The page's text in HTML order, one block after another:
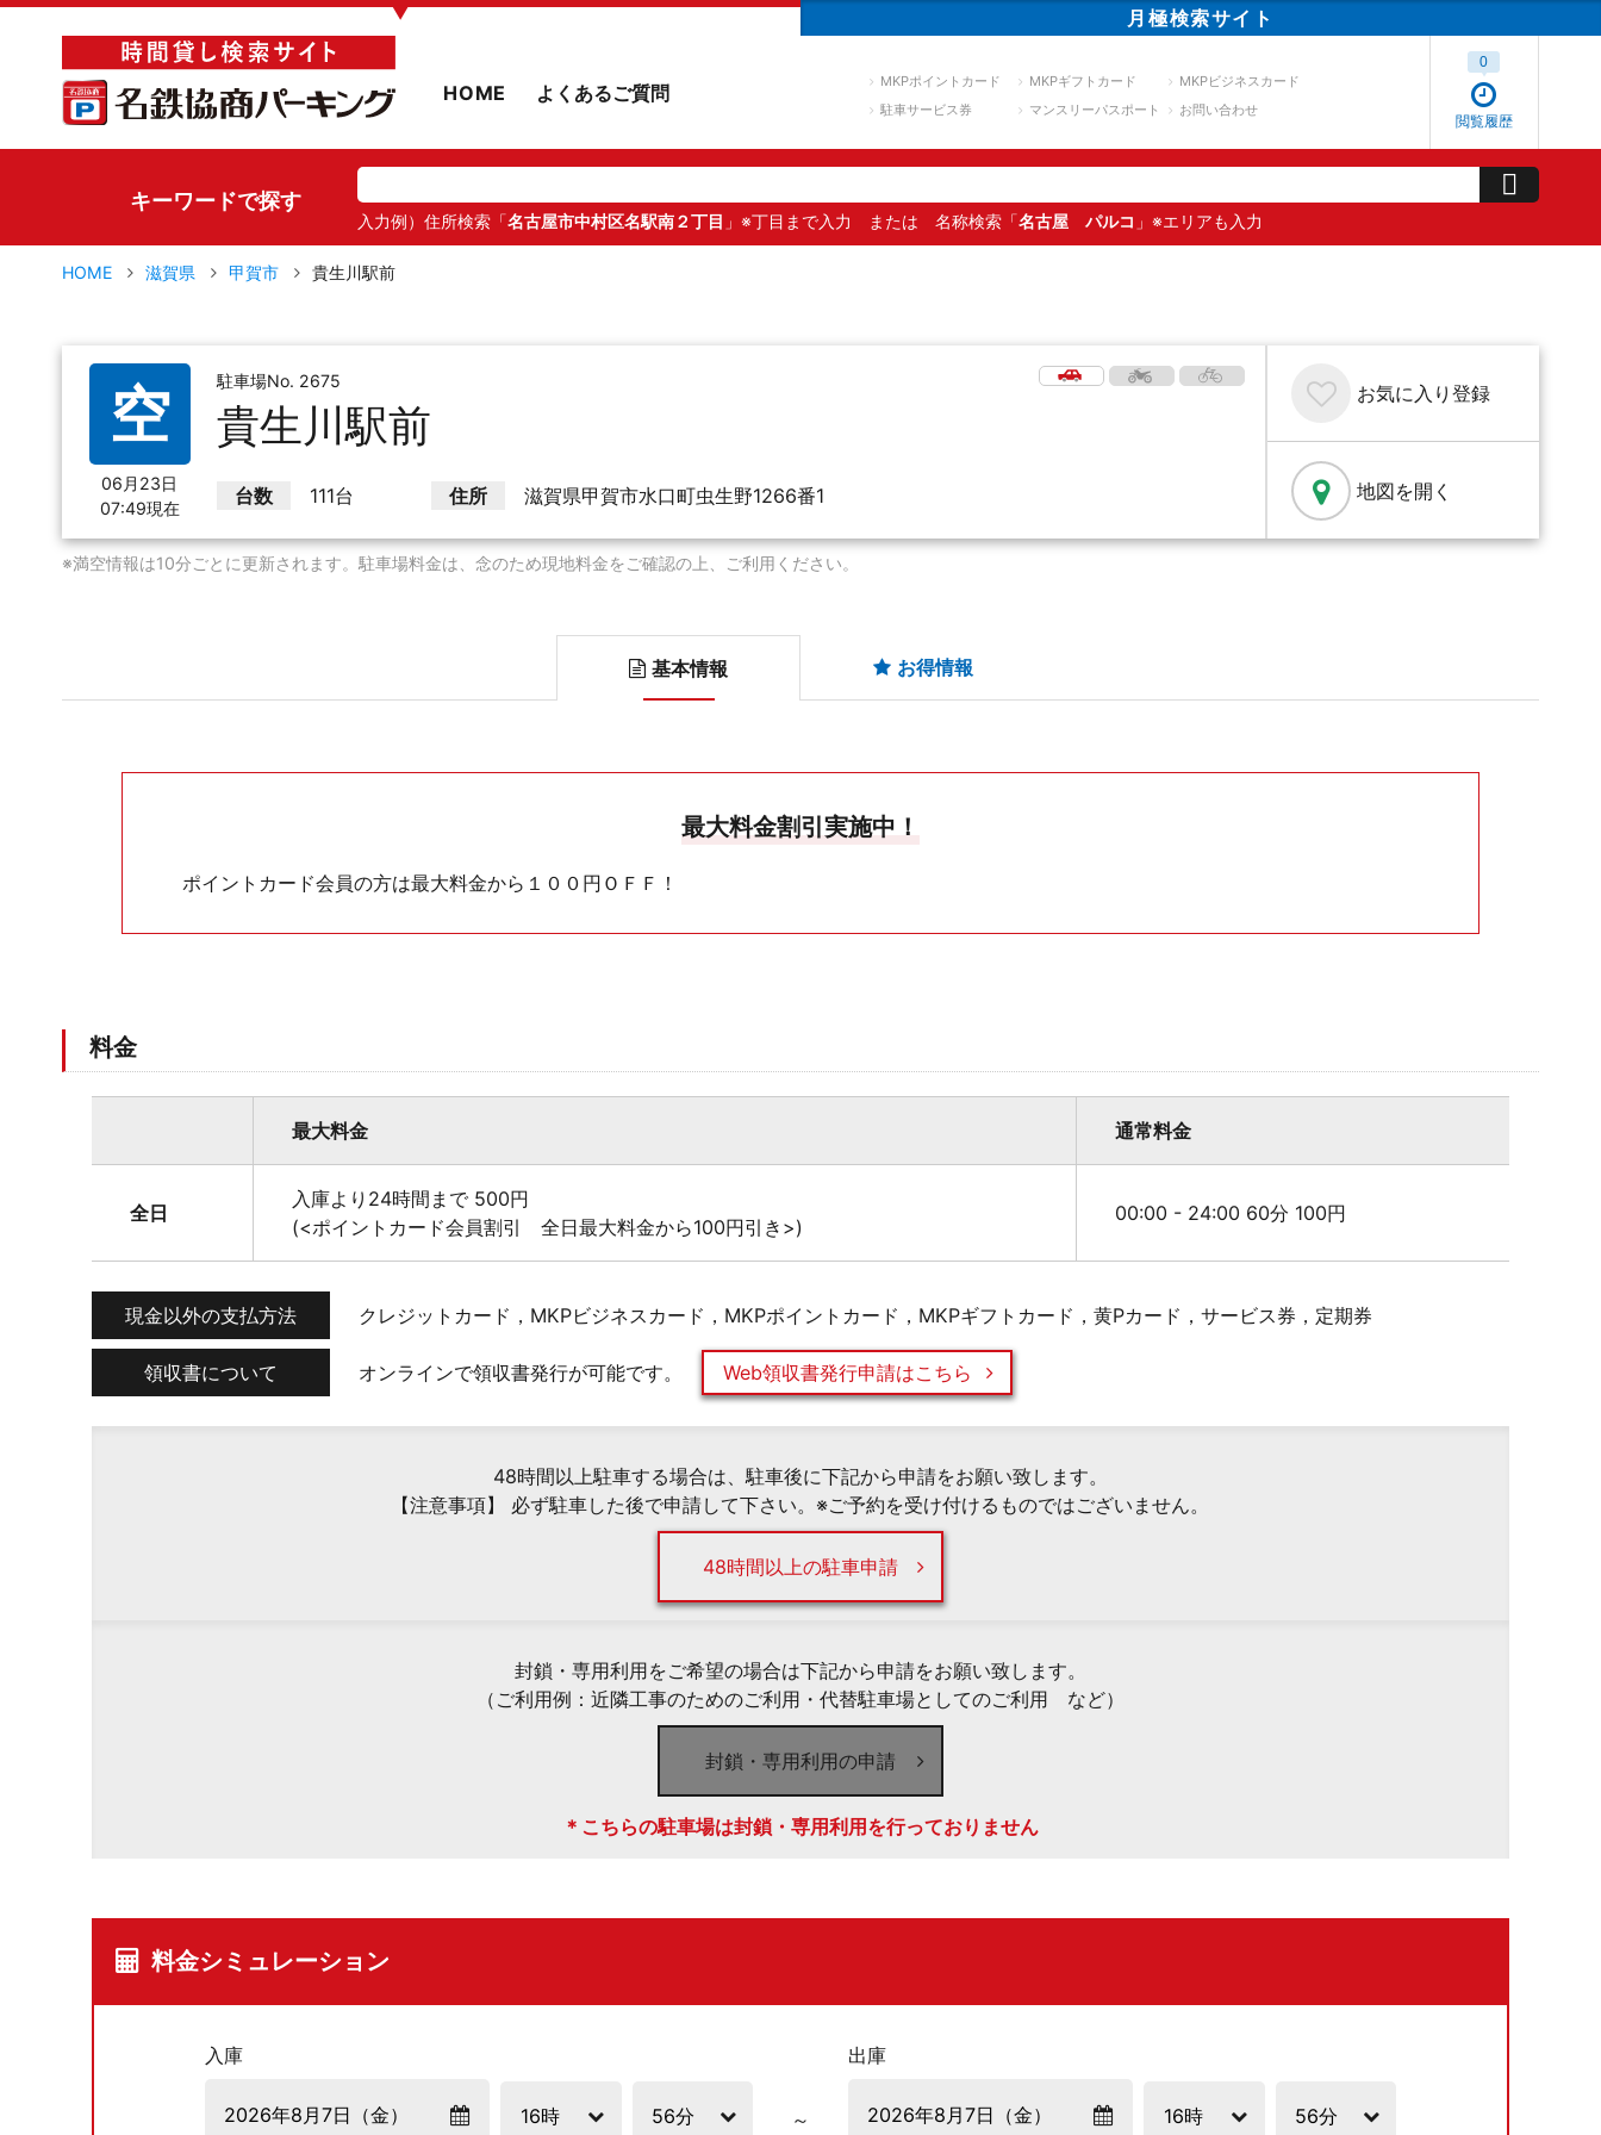
▼ 月極検索サイト
HOME よくあるご質問 MKPポイントカード MKPギフトカード
MKPビジネスカード
駐車サービス券
マンスリーパスポート お問い合わせ
閲覧履歴
0
キーワードで探す
入力例）住所検索「名古屋市中村区名駅南２丁目 」※丁目まで入力 または 名称検索「名古屋 パルコ 」※エリアも入力
HOME 滋賀県 甲賀市 貴生川駅前
空
06月23日
07:49現在
駐車場No. 2675
貴生川駅前
台数 111台 住所 滋賀県甲賀市水口町虫生野1266番1
お気に入り 登録
地図を開く
※満空情報は10分ごとに更新されます。駐車場料金は、念のため現地料金をご確認の上、ご利用ください。
基本情報 お得情報
最大料金割引実施中！
ポイントカード会員の方は最大料金から１００円ＯＦＦ！
料金
最大料金 通常料金
全日
入庫より24時間まで 500円
(<ポイントカード会員割引 全日最大料金から100円引き>)
00:00 - 24:00 60分 100円
現金以外の支払方法 クレジットカード，MKPビジネスカード，MKPポイントカード，MKPギフトカード，黄Pカード，サービス券，定期券
領収書について オンラインで領収書発行が可能です。 Web領収書発行申請はこちら
48時間以上駐車する場合は、駐車後に下記から申請をお願い致します。
【注意事項】 必ず駐車した後で申請して下さい。※ご予約を受け付けるものではございません。
48時間以上の駐車申請
封鎖・専用利用をご希望の場合は下記から申請をお願い致します。
（ご利用例：近隣工事のためのご利用・代替駐車場としてのご利用 など）
封鎖・専用利用の申請
＊こちらの駐車場は封鎖・専用利用を行っておりません
料金シミュレーション
入庫 出庫